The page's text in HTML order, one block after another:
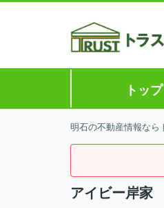
トップ
明石の不動産情報なら
アイビー岸家